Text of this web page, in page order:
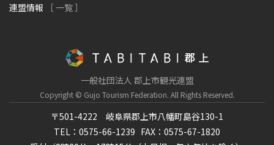
連盟情報 ［ 一覧 ］
一般社団法人 郡上市観光連盟
Copyright © Gujo Tourism Federation. All Rights Reserved.
〒501-4222 岐阜県郡上市八幡町島谷130-1
TEL：0575-66-1239 FAX：0575-67-1820